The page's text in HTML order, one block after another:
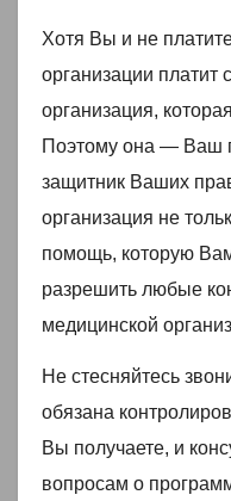
Хотя Вы и не
организации платит
организация,
Поэтому она — Ваш
защитник Ваших
организация не
помощь, которую
разрешить любые
медицинской
Не стесняйтесь
обязана
Вы получаете, и
вопросам о